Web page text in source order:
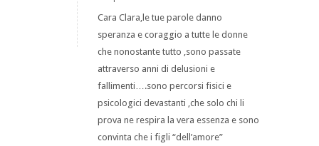
Cara Clara,le tue parole danno
speranza e coraggio a tutte le donne
che nonostante tutto ,sono passate
attraverso anni di delusioni e
fallimenti….sono percorsi fisici e
psicologici devastanti ,che solo chi li
prova ne respira la vera essenza e sono
convinta che i figli “dell’amore”